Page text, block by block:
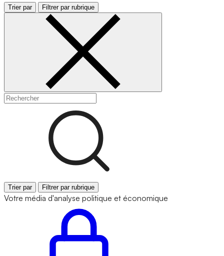
Trier par Filtrer par rubrique
Trier par Filtrer par rubrique
Votre média d'analyse politique et économique